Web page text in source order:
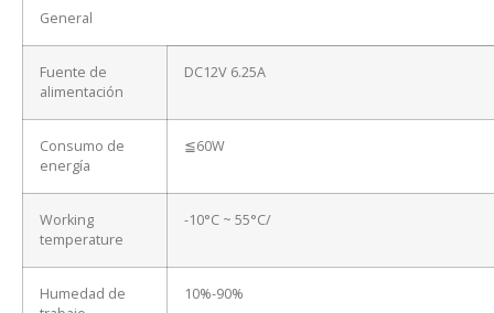
General
Fuente de
alimentación
DC12V 6.25A
Consumo de
energía
≦60W
Working
temperature
-10°C ~ 55°C/
Humedad de
10%-90%